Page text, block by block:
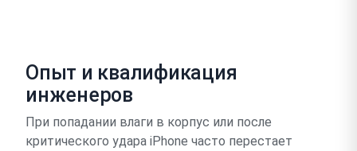
Опыт и квалификация
инженеров
При попадании влаги в корпус или после
критического удара iPhone часто перестает